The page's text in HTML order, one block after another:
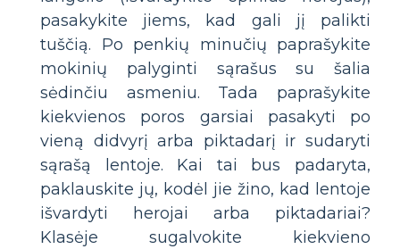
pasakykite jiems, kad gali jį palikti
tuščią. Po penkių minučių paprašykite
mokinių palyginti sąrašus su šalia
sėdinčiu asmeniu. Tada paprašykite
kiekvienos poros garsiai pasakyti po
vieną didvyrį arba piktadarį ir sudaryti
sąrašą lentoje. Kai tai bus padaryta,
paklauskite jų, kodėl jie žino, kad lentoje
išvardyti herojai arba piktadariai?
Klasėje sugalvokite kiekvieno